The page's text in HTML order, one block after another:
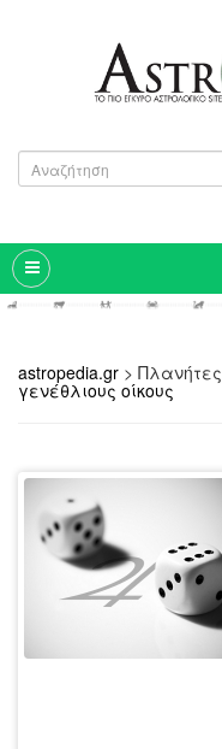
astropedia.gr > Πλανήτες
γενέθλιους οίκους